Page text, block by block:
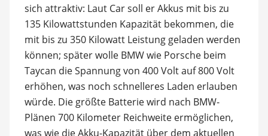
sich attraktiv: Laut Car soll er Akkus mit bis zu
135 Kilowattstunden Kapazität bekommen, die
mit bis zu 350 Kilowatt Leistung geladen werden
können; später wolle BMW wie Porsche beim
Taycan die Spannung von 400 Volt auf 800 Volt
erhöhen, was noch schnelleres Laden erlauben
würde. Die größte Batterie wird nach BMW-
Plänen 700 Kilometer Reichweite ermöglichen,
was wie die Akku-Kapazität über dem aktuellen